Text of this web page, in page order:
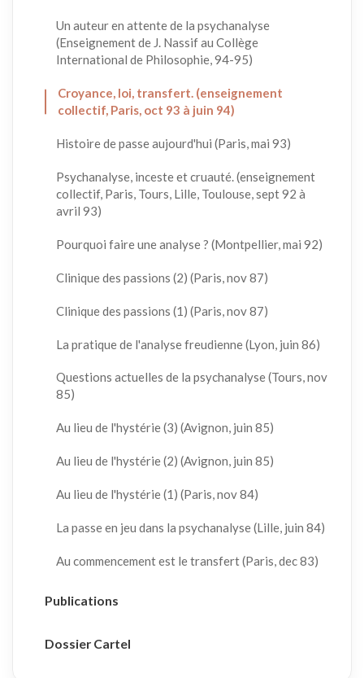
Un auteur en attente de la psychanalyse
(Enseignement de J. Nassif au Collège
International de Philosophie, 94-95)
Croyance, loi, transfert. (enseignement
collectif, Paris, oct 93 à juin 94)
Histoire de passe aujourd'hui (Paris, mai 93)
Psychanalyse, inceste et cruauté. (enseignement
collectif, Paris, Tours, Lille, Toulouse, sept 92 à
avril 93)
Pourquoi faire une analyse ? (Montpellier, mai 92)
Clinique des passions (2) (Paris, nov 87)
Clinique des passions (1) (Paris, nov 87)
La pratique de l'analyse freudienne (Lyon, juin 86)
Questions actuelles de la psychanalyse (Tours, nov
85)
Au lieu de l'hystérie (3) (Avignon, juin 85)
Au lieu de l'hystérie (2) (Avignon, juin 85)
Au lieu de l'hystérie (1) (Paris, nov 84)
La passe en jeu dans la psychanalyse (Lille, juin 84)
Au commencement est le transfert (Paris, dec 83)
Publications
Dossier Cartel